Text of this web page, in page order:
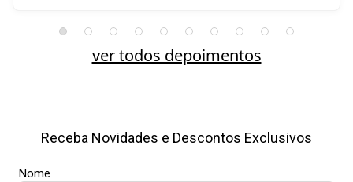
ver todos depoimentos
Receba Novidades e Descontos Exclusivos
Nome